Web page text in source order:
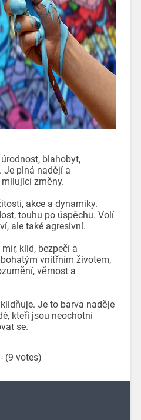
blahobyt,
Je plná nadějí a
změny.
akce a dynamiky.
touhu po úspěchu. Volí
ale také agresivní.
klid, bezpečí a
vnitřním životem,
věrnost a
Je to barva naděje
kteří jsou neochotní
se.
(9 votes)